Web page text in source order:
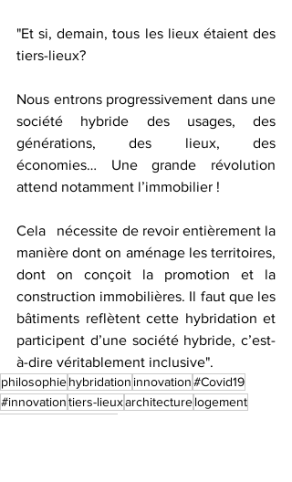
"Et si, demain, tous les lieux étaient des
tiers-lieux?
Nous entrons progressivement dans une
société hybride des usages, des
générations, des lieux, des
économies… Une grande révolution
attend notamment l’immobilier !
Cela   nécessite de revoir entièrement la
manière dont on aménage les territoires,
dont on conçoit la promotion et la
construction immobilières. Il faut que les
bâtiments reflètent cette hybridation et
participent d’une société hybride, c’est-
à-dire véritablement inclusive".
philosophiehybridation innovation#Covid19
#innovationtiers-lieuxarchitecturelogement